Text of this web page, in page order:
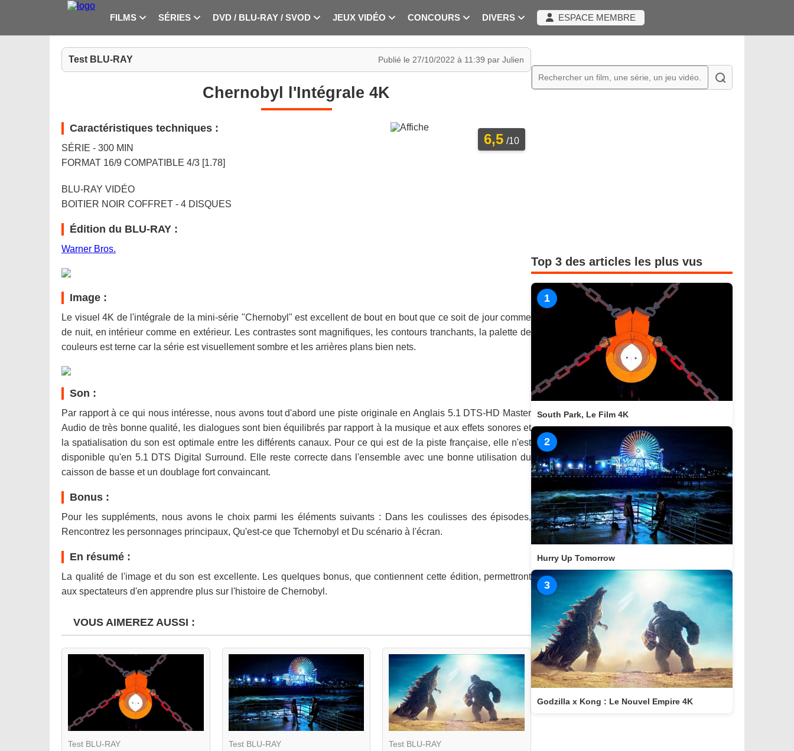
FILMS SÉRIES DVD / BLU-RAY / SVOD JEUX VIDÉO CONCOURS DIVERS ESPACE MEMBRE
Test BLU-RAY Publié le 27/10/2022 à 11:39 par Julien
Chernobyl l'Intégrale 4K
6,5 /10
Caractéristiques techniques :
SÉRIE - 300 MIN
FORMAT 16/9 COMPATIBLE 4/3 [1.78]
BLU-RAY VIDÉO
BOITIER NOIR COFFRET - 4 DISQUES
Édition du BLU-RAY :
Warner Bros.
Image :
Le visuel 4K de l'intégrale de la mini-série "Chernobyl" est excellent de bout en bout que ce soit de jour comme
de nuit, en intérieur comme en extérieur. Les contrastes sont magnifiques, les contours tranchants, la palette de
couleurs est terne car la série est visuellement sombre et les arrières plans bien nets.
Son :
Par rapport à ce qui nous intéresse, nous avons tout d'abord une piste originale en Anglais 5.1 DTS-HD Master
Audio de très bonne qualité, les dialogues sont bien équilibrés par rapport à la musique et aux effets sonores et
la spatialisation du son est optimale entre les différents canaux. Pour ce qui est de la piste française, elle n'est
disponible qu'en 5.1 DTS Digital Surround. Elle reste correcte dans l'ensemble avec une bonne utilisation du
caisson de basse et un doublage fort convaincant.
Bonus :
Pour les suppléments, nous avons le choix parmi les éléments suivants : Dans les coulisses des épisodes,
Rencontrez les personnages principaux, Qu'est-ce que Tchernobyl et Du scénario à l'écran.
En résumé :
La qualité de l'image et du son est excellente. Les quelques bonus, que contiennent cette édition, permettront
aux spectateurs d'en apprendre plus sur l'histoire de Chernobyl.
VOUS AIMEREZ AUSSI :
Test BLU-RAY Test BLU-RAY Test BLU-RAY
Top 3 des articles les plus vus
1
South Park, Le Film 4K
2
Hurry Up Tomorrow
3
Godzilla x Kong : Le Nouvel Empire 4K